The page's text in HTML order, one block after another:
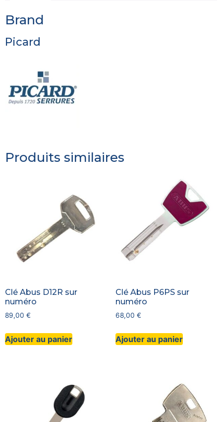
Brand
Picard
Produits similaires
Clé Abus D12R sur
numéro
89,00 €
Ajouter au panier
Clé Abus P6PS sur
numéro
68,00 €
Ajouter au panier